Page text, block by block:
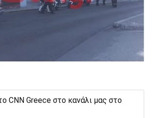
CNN Greece στο κανάλι μας στο